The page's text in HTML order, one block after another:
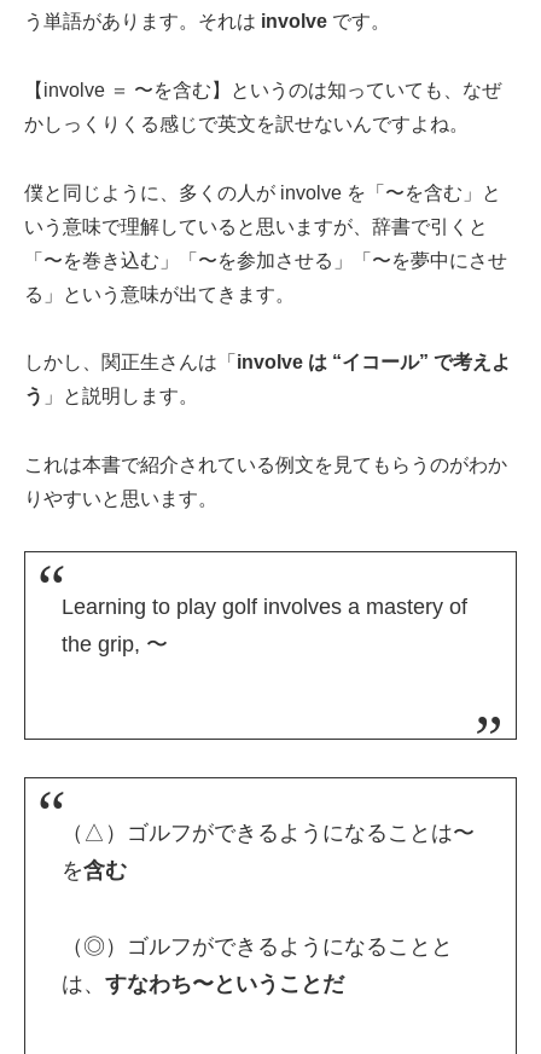
う単語があります。それは involve です。
【involve ＝ 〜を含む】というのは知っていても、なぜ
かしっくりくる感じで英文を訳せないんですよね。
僕と同じように、多くの人が involve を「〜を含む」と
いう意味で理解していると思いますが、辞書で引くと
「〜を巻き込む」「〜を参加させる」「〜を夢中にさせ
る」という意味が出てきます。
しかし、関正生さんは「 involve は “イコール” で考えよ
う 」と説明します。
これは本書で紹介されている例文を見てもらうのがわか
りやすいと思います。
Learning to play golf involves a mastery of
the grip, 〜
（△）ゴルフができるようになることは〜
を含む
（◎）ゴルフができるようになることと
は、 すなわち〜ということだ